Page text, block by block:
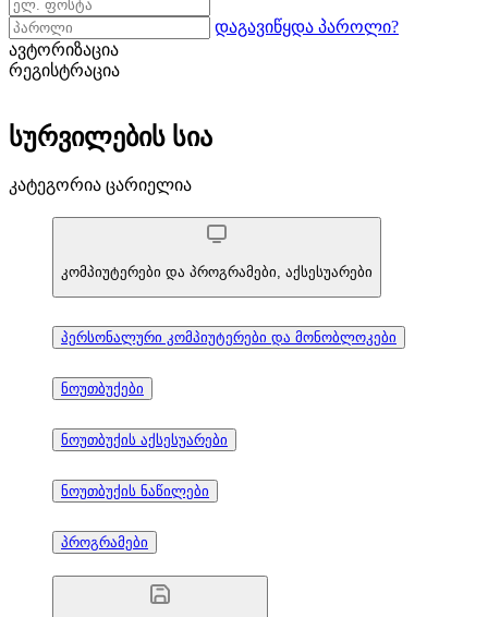
დაგავიწყდა პაროლი?
ავტორიზაცია
რეგისტრაცია
სურვილების სია
კატეგორია ცარიელია
კომპიუტერები და პროგრამები, აქსესუარები
პერსონალური კომპიუტერები და მონობლოკები
ნოუთბუქები
ნოუთბუქის აქსესუარები
ნოუთბუქის ნაწილები
პროგრამები